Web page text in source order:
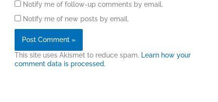
Notify me of follow-up comments by email.
Notify me of new posts by email.
This site uses Akismet to reduce spam. Learn how your
comment data is processed.